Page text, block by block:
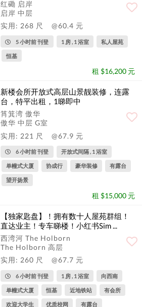
红磡 启岸
启岸 中层
实用: 268 尺
@60.4 元
5 小时前 刊登 1 房 , 1 浴室 私人屋苑
恒基
租 $16,200 元
新楼会所开放式高层山景靓装修，连露
台，特平出租，1睇即中
筲箕湾 傲华
傲华 中层 G室
实用: 221 尺
@67.9 元
6 小时前 刊登 开放式间隔 , 1 浴室
单幢式大厦 协成行 豪华装修 有露台
望开扬景
租 $15,000 元
【独家匙盘】！拥有数十人屋苑群组！
直达业主！专车睇楼！小红书Sim ...
西湾河 The Holborn
The Holborn 高层
实用: 260 尺
@67.7 元
6 小时前 刊登 1 房 , 1 浴室 向西南
单幢式大厦 恒基 近地铁站 有会所
欢迎大学生 优质校网 有露台